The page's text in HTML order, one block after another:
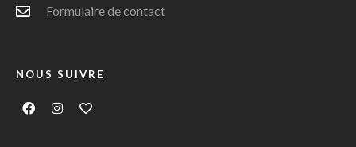
Formulaire de contact
NOUS SUIVRE